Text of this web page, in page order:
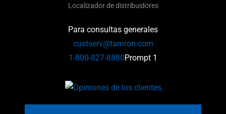
Localizador de distribuidores
Para consultas generales
custserv@tamron.com
1-800-827-8880Prompt 1